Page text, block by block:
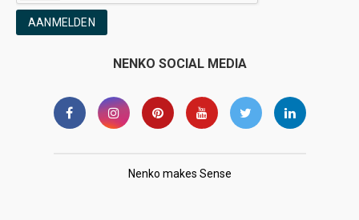
AANMELDEN
NENKO SOCIAL MEDIA
Nenko makes Sense